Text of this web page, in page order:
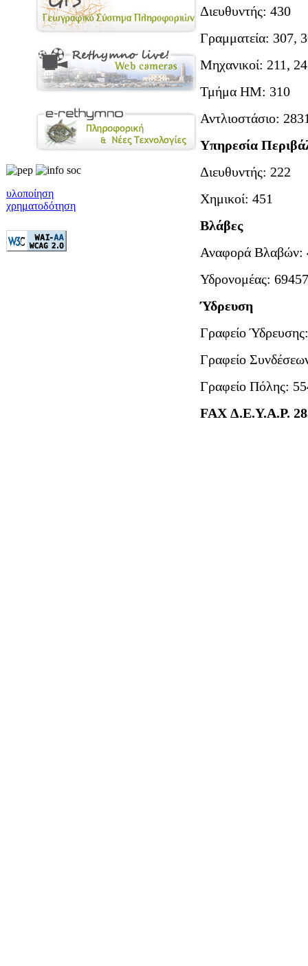
υλοποίηση
χρηματοδότηση
Διευθυντής: 430
Γραμματεία: 307,
Μηχανικοί: 211,
Τμήμα ΗΜ: 310
Αντλιοστάσιο:
Υπηρεσία
Διευθυντής: 222
Χημικοί: 451
Βλάβες
Αναφορά Βλαβών:
Υδρονομέας:
Ύδρευση
Γραφείο
Γραφείο
Γραφείο Πόλης:
FAX Δ.Ε.Υ.Α.Ρ.